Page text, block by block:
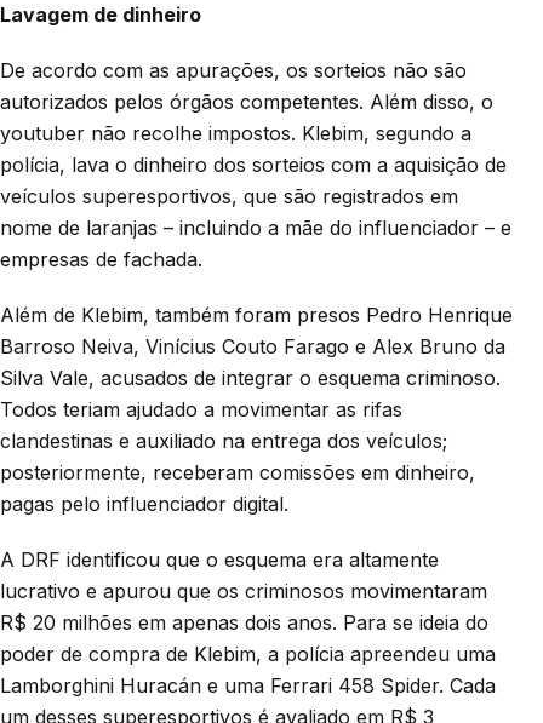
Lavagem de dinheiro
De acordo com as apurações, os sorteios não são
autorizados pelos órgãos competentes. Além disso, o
youtuber não recolhe impostos. Klebim, segundo a
polícia, lava o dinheiro dos sorteios com a aquisição de
veículos superesportivos, que são registrados em
nome de laranjas – incluindo a mãe do influenciador – e
empresas de fachada.
Além de Klebim, também foram presos Pedro Henrique
Barroso Neiva, Vinícius Couto Farago e Alex Bruno da
Silva Vale, acusados de integrar o esquema criminoso.
Todos teriam ajudado a movimentar as rifas
clandestinas e auxiliado na entrega dos veículos;
posteriormente, receberam comissões em dinheiro,
pagas pelo influenciador digital.
A DRF identificou que o esquema era altamente
lucrativo e apurou que os criminosos movimentaram
R$ 20 milhões em apenas dois anos. Para se ideia do
poder de compra de Klebim, a polícia apreendeu uma
Lamborghini Huracán e uma Ferrari 458 Spider. Cada
um desses superesportivos é avaliado em R$ 3